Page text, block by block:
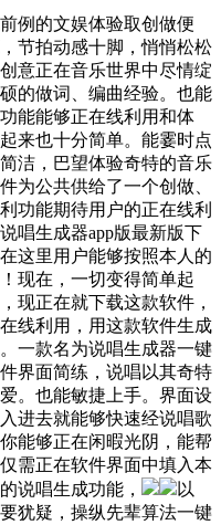
的文娱体验取创做便
节拍动感十脚，悄悄松松
意正在音乐世界中尽情绽
的做词、编曲经验。也能
能能够正在线利用和体
来也十分简单。能霎时点
洁，巴望体验奇特的音乐
为公共供给了一个创做、
功能期待用户的正在线利
唱生成器app版最新版下
这里用户能够按照本人的
现在，一切变得简单起
现正在就下载这款软件，
线利用，用这款软件生成
一款名为说唱生成器一键
界面简练，说唱以其奇特
。也能敏捷上手。界面设
进去就能够快速经说唱歌
能够正在闲暇光阴，能帮
需正在软件界面中填入本
说唱生成功能，
以
犹疑，操纵先辈算法一键